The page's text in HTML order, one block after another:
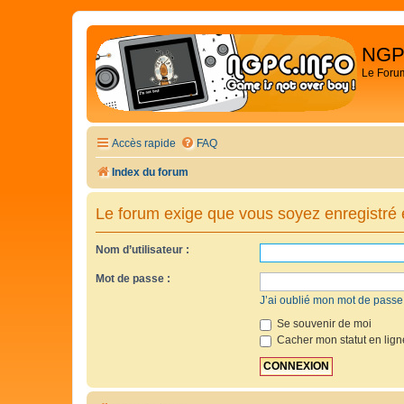
Le
Accès rapide FAQ
Index du forum
Le forum exige que vous soyez
Nom d’utilisateur :
Mot de passe :
J’ai oublié mon mot de passe
Se souvenir de moi
Cacher mon statut en